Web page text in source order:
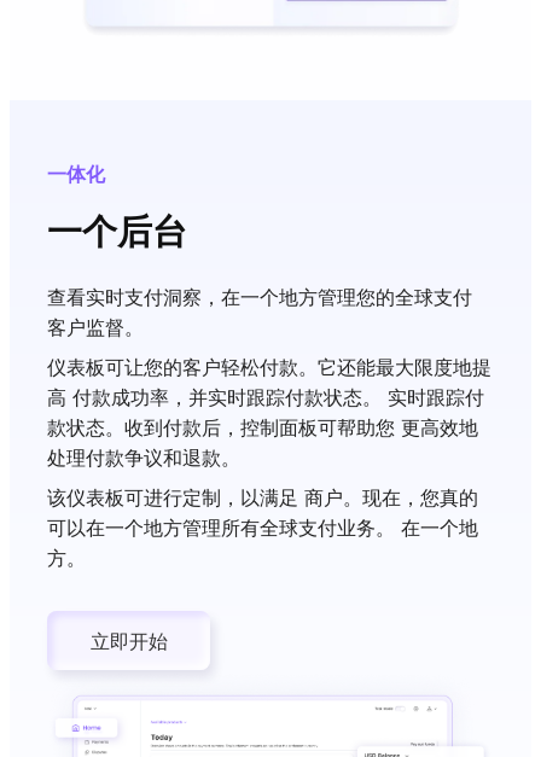
一体化
一个后台
查看实时支付洞察，在一个地方管理您的全球支付
客户监督。
仪表板可让您的客户轻松付款。它还能最大限度地提
高 付款成功率，并实时跟踪付款状态。 实时跟踪付
款状态。收到付款后，控制面板可帮助您 更高效地
处理付款争议和退款。
该仪表板可进行定制，以满足 商户。现在，您真的
可以在一个地方管理所有全球支付业务。 在一个地
方。
立即开始